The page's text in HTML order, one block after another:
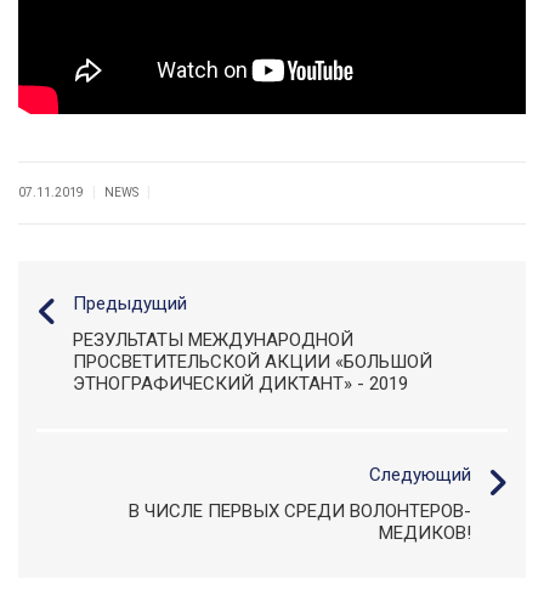
07.11.2019 NEWS
Предыдущий
РЕЗУЛЬТАТЫ МЕЖДУНАРОДНОЙ
ПРОСВЕТИТЕЛЬСКОЙ АКЦИИ «БОЛЬШОЙ
ЭТНОГРАФИЧЕСКИЙ ДИКТАНТ» - 2019
Следующий
В ЧИСЛЕ ПЕРВЫХ СРЕДИ ВОЛОНТЕРОВ-
МЕДИКОВ!